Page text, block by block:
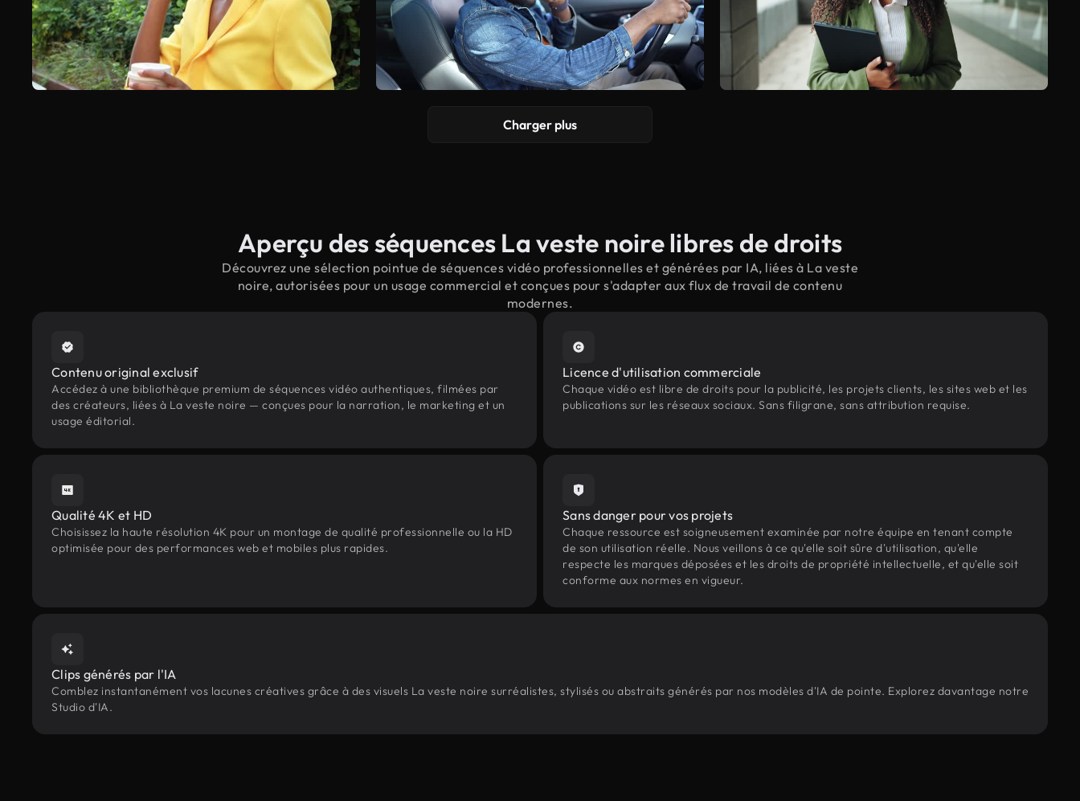
Charger plus
Aperçu des séquences La veste noire libres de droits
Découvrez une sélection pointue de séquences vidéo professionnelles et générées par IA, liées à La veste
noire, autorisées pour un usage commercial et conçues pour s'adapter aux flux de travail de contenu
modernes.
Contenu original exclusif
Accédez à une bibliothèque premium de séquences vidéo authentiques, filmées par
des créateurs, liées à La veste noire — conçues pour la narration, le marketing et un
usage éditorial.
Licence d'utilisation commerciale
Chaque vidéo est libre de droits pour la publicité, les projets clients, les sites web et les
publications sur les réseaux sociaux. Sans filigrane, sans attribution requise.
Qualité 4K et HD
Choisissez la haute résolution 4K pour un montage de qualité professionnelle ou la HD
optimisée pour des performances web et mobiles plus rapides.
Sans danger pour vos projets
Chaque ressource est soigneusement examinée par notre équipe en tenant compte
de son utilisation réelle. Nous veillons à ce qu'elle soit sûre d'utilisation, qu'elle
respecte les marques déposées et les droits de propriété intellectuelle, et qu'elle soit
conforme aux normes en vigueur.
Clips générés par l'IA
Comblez instantanément vos lacunes créatives grâce à des visuels La veste noire surréalistes, stylisés ou abstraits générés par nos modèles d'IA de pointe. Explorez davantage notre
Studio d'IA.